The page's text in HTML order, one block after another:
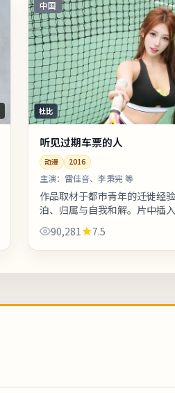
中国
杜比
听见过期车票的人
动漫 2016
主演： 雷佳音、李秉宪 等
作品取材于都市青年的迁徙经
泊、归属与自我和解。片中插
片式访谈段落，增强真实性与
你对东亚都市题材感兴趣，本
90,281 7.5